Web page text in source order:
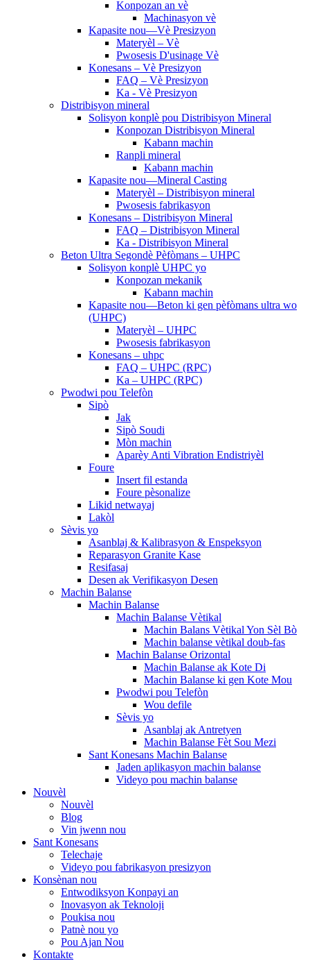
Konpozan an vè
Machinasyon vè
Kapasite nou—Vè Presizyon
Materyèl – Vè
Pwosesis D'usinage Vè
Konesans – Vè Presizyon
FAQ – Vè Presizyon
Ka - Vè Presizyon
Distribisyon mineral
Solisyon konplè pou Distribisyon Mineral
Konpozan Distribisyon Mineral
Kabann machin
Ranpli mineral
Kabann machin
Kapasite nou—Mineral Casting
Materyèl – Distribisyon mineral
Pwosesis fabrikasyon
Konesans – Distribisyon Mineral
FAQ – Distribisyon Mineral
Ka - Distribisyon Mineral
Beton Ultra Segondè Pèfòmans – UHPC
Solisyon konplè UHPC yo
Konpozan mekanik
Kabann machin
Kapasite nou—Beton ki gen pèfòmans ultra wo
(UHPC)
Materyèl – UHPC
Pwosesis fabrikasyon
Konesans – uhpc
FAQ – UHPC (RPC)
Ka – UHPC (RPC)
Pwodwi pou Telefòn
Sipò
Jak
Sipò Soudi
Mòn machin
Aparèy Anti Vibration Endistriyèl
Foure
Insert fil estanda
Foure pèsonalize
Likid netwayaj
Lakòl
Sèvis yo
Asanblaj & Kalibrasyon & Enspeksyon
Reparasyon Granite Kase
Resifasaj
Desen ak Verifikasyon Desen
Machin Balanse
Machin Balanse
Machin Balanse Vètikal
Machin Balans Vètikal Yon Sèl Bò
Machin balanse vètikal doub-fas
Machin Balanse Orizontal
Machin Balanse ak Kote Di
Machin Balanse ki gen Kote Mou
Pwodwi pou Telefòn
Wou defile
Sèvis yo
Asanblaj ak Antretyen
Machin Balanse Fèt Sou Mezi
Sant Konesans Machin Balanse
Jaden aplikasyon machin balanse
Videyo pou machin balanse
Nouvèl
Nouvèl
Blog
Vin jwenn nou
Sant Konesans
Telechaje
Videyo pou fabrikasyon presizyon
Konsènan nou
Entwodiksyon Konpayi an
Inovasyon ak Teknoloji
Poukisa nou
Patnè nou yo
Pou Ajan Nou
Kontakte